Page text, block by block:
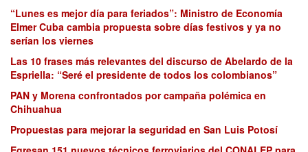
“Lunes es mejor día para feriados”: Ministro de Economía
Elmer Cuba cambia propuesta sobre días festivos y ya no
serían los viernes
Las 10 frases más relevantes del discurso de Abelardo de la
Espriella: “Seré el presidente de todos los colombianos”
PAN y Morena confrontados por campaña polémica en
Chihuahua
Propuestas para mejorar la seguridad en San Luis Potosí